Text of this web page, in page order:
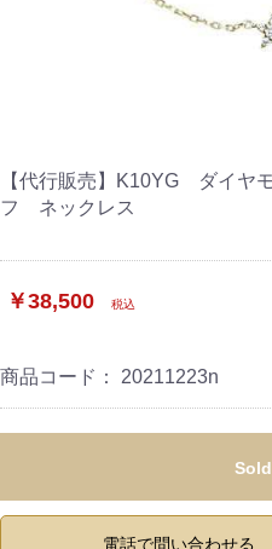
【代行販売】K10YG ダイ
フ ネックレス
￥38,500 税込
商品コード： 20211223n
電話で問い合わせる